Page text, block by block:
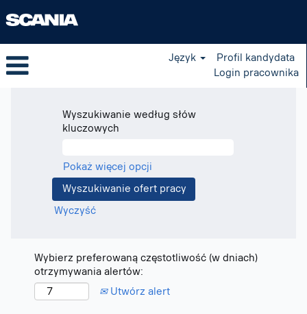
Język
Profil kandydata
Login pracownika
Wyszukiwanie według słów
kluczowych
Pokaż więcej opcji
Wyczyść
Wybierz preferowaną częstotliwość (w dniach)
otrzymywania alertów:
Utwórz alert